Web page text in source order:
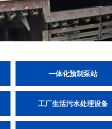
一体化预制泵站
工厂生活污水处理设备